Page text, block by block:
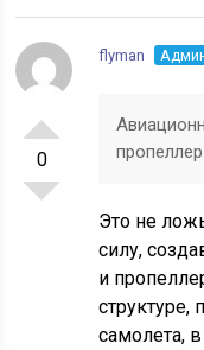
0
flyman
Это не
силу,
и
самолета,